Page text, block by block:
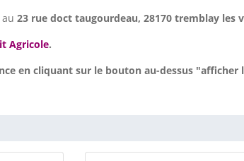
23 rue doct taugourdeau, 28170 tremblay les
Agricole.
en cliquant sur le bouton au-dessus "afficher